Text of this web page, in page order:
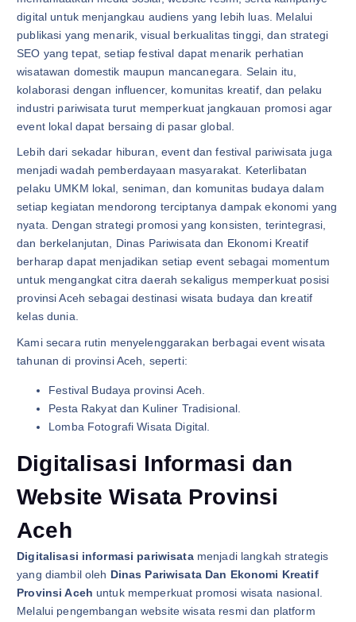
digital untuk menjangkau audiens yang lebih luas. Melalui
publikasi yang menarik, visual berkualitas tinggi, dan strategi
SEO yang tepat, setiap festival dapat menarik perhatian
wisatawan domestik maupun mancanegara. Selain itu,
kolaborasi dengan influencer, komunitas kreatif, dan pelaku
industri pariwisata turut memperkuat jangkauan promosi agar
event lokal dapat bersaing di pasar global.
Lebih dari sekadar hiburan, event dan festival pariwisata juga
menjadi wadah pemberdayaan masyarakat. Keterlibatan
pelaku UMKM lokal, seniman, dan komunitas budaya dalam
setiap kegiatan mendorong terciptanya dampak ekonomi yang
nyata. Dengan strategi promosi yang konsisten, terintegrasi,
dan berkelanjutan, Dinas Pariwisata dan Ekonomi Kreatif
berharap dapat menjadikan setiap event sebagai momentum
untuk mengangkat citra daerah sekaligus memperkuat posisi
provinsi Aceh sebagai destinasi wisata budaya dan kreatif
kelas dunia.
Kami secara rutin menyelenggarakan berbagai event wisata
tahunan di provinsi Aceh, seperti:
Festival Budaya provinsi Aceh.
Pesta Rakyat dan Kuliner Tradisional.
Lomba Fotografi Wisata Digital.
Digitalisasi Informasi dan
Website Wisata Provinsi
Aceh
Digitalisasi informasi pariwisatamenjadi langkah strategis
yang diambil oleh Dinas Pariwisata Dan Ekonomi Kreatif
Provinsi Aceh untuk memperkuat promosi wisata nasional.
Melalui pengembangan website wisata resmi dan platform